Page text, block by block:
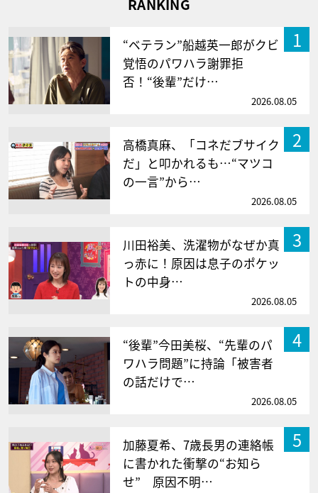
RANKING
1
“ベテラン”船越英一郎がクビ
覚悟のパワハラ謝罪拒
否！“後輩”だけ…
2026.08.05
2
高橋真麻、「コネだブサイク
だ」と叩かれるも…“マツコ
の一言”から…
2026.08.05
3
川田裕美、洗濯物がなぜか真
っ赤に！原因は息子のポケッ
トの中身…
2026.08.05
4
“後輩”今田美桜、“先輩のパ
ワハラ問題”に持論「被害者
の話だけで…
2026.08.05
5
加藤夏希、7歳長男の連絡帳
に書かれた衝撃の“お知ら
せ” 原因不明…